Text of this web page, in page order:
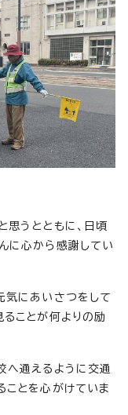
思うとともに、日頃
に心から感謝してい
気にあいさつをして
ことが何よりの励
へ通えるように交通
ことを心がけていま